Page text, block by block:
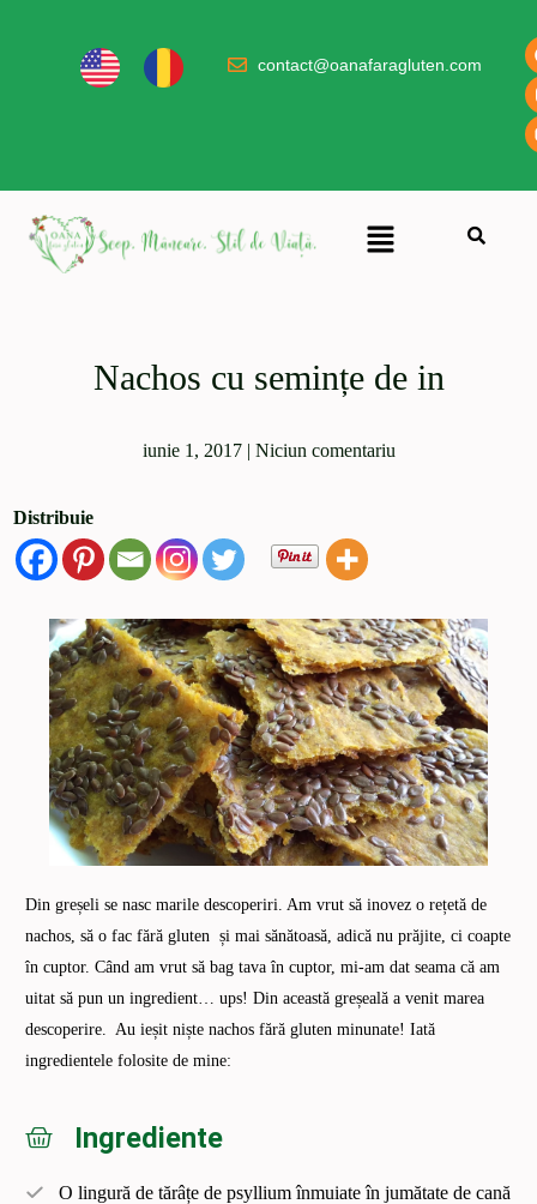
contact@oanafaragluten.com
Nachos cu semințe de in
iunie 1, 2017| Niciun comentariu
Distribuie
Din greșeli se nasc marile descoperiri. Am vrut să inovez o rețetă de
nachos, să o fac fără gluten și mai sănătoasă, adică nu prăjite, ci coapte
în cuptor. Când am vrut să bag tava în cuptor, mi-am dat seama că am
uitat să pun un ingredient… ups! Din această greșeală a venit marea
descoperire. Au ieșit niște nachos fără gluten minunate! Iată
ingredientele folosite de mine:
Ingrediente
O lingură de tărâțe de psyllium înmuiate în jumătate de cană